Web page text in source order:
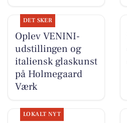
DET SKER
Oplev VENINI-
udstillingen og
italiensk glaskunst
på Holmegaard
Værk
LOKALT NYT